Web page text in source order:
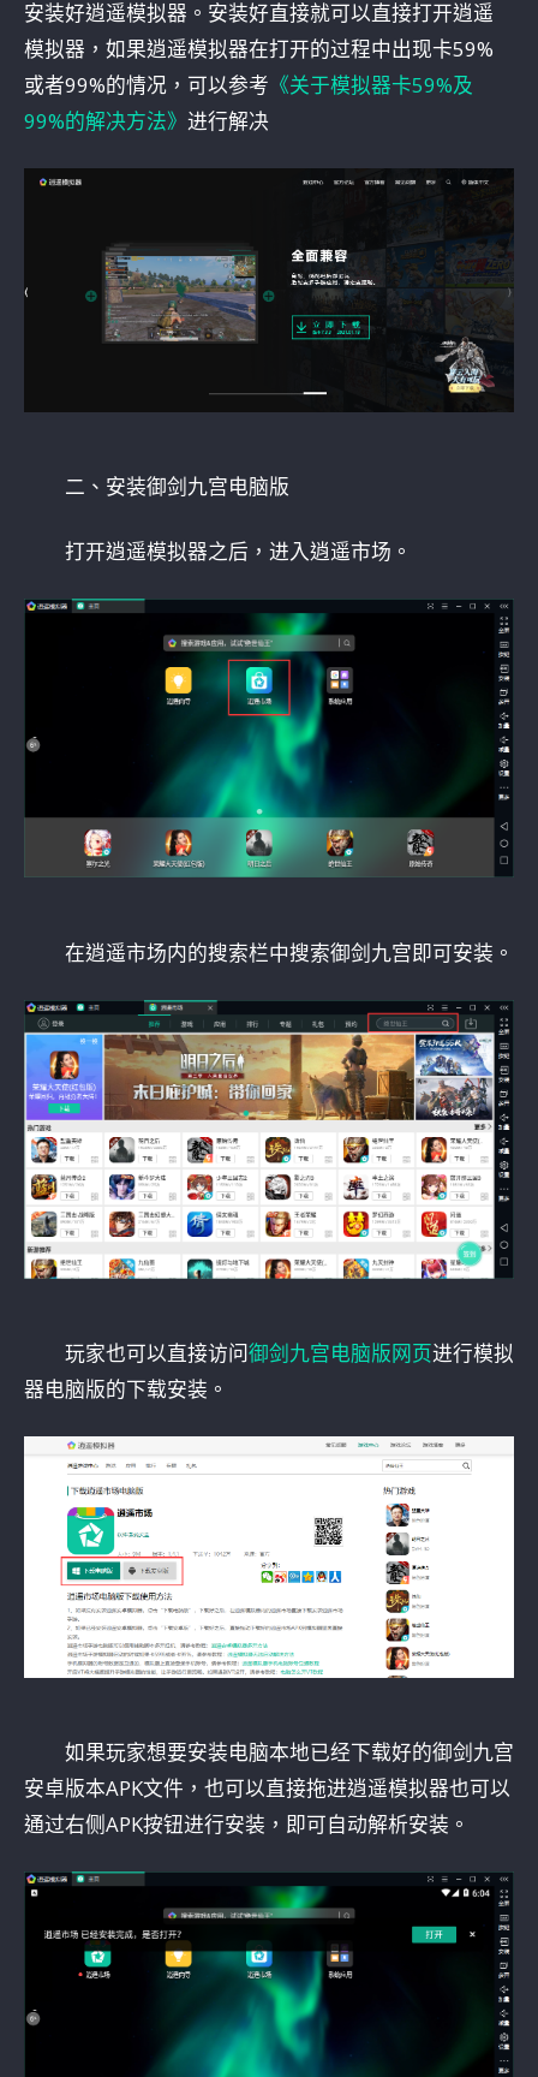
安装好逍遥模拟器。安装好直接就可以直接打开逍遥
模拟器，如果逍遥模拟器在打开的过程中出现卡59%
或者99%的情况，可以参考 《关于模拟器卡59%及
99%的解决方法》进行解决
二、安装御剑九宫电脑版
打开逍遥模拟器之后，进入逍遥市场。
在逍遥市场内的搜索栏中搜索御剑九宫即可安装。
玩家也可以直接访问御剑九宫电脑版网页进行模拟
器电脑版的下载安装。
如果玩家想要安装电脑本地已经下载好的御剑九宫
安卓版本APK文件，也可以直接拖进逍遥模拟器也可以
通过右侧APK按钮进行安装，即可自动解析安装。